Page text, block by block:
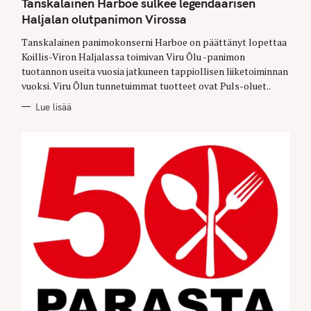
E
G
O
I
S
Tanskalainen Harboe sulkee legendaarisen
Haljalan olutpanimon Virossa
Tanskalainen panimokonserni Harboe on päättänyt lopettaa
Koillis-Viron Haljalassa toimivan Viru Õlu -panimon
tuotannon useita vuosia jatkuneen tappiollisen liiketoiminnan
vuoksi. Viru Õlun tunnetuimmat tuotteet ovat Puls-oluet..
Lue lisää